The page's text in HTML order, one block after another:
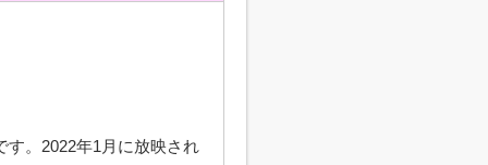
。2022年1月に放映され